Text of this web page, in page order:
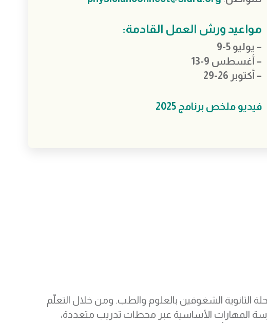
مواعيد ورش العمل القادمة:
– يوليو 5-9
– أغسطس 9-13
– أكتوبر 26-29
فيديو ملخص برنامج 2025
الثانوية الشغوفين بالعلوم والطب. ومن خلال التعلّم
المهارات الأساسية عبر محطات تدريب متعددة،